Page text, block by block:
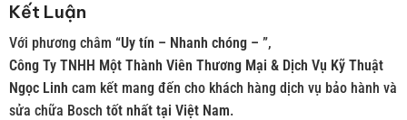
Kết Luận
Với phương châm “Uy tín – Nhanh chóng – ”,
Công Ty TNHH Một Thành Viên Thương Mại & Dịch Vụ Kỹ Thuật
Ngọc Linh cam kết mang đến cho khách hàng dịch vụ bảo hành và
sửa chữa Bosch tốt nhất tại Việt Nam.